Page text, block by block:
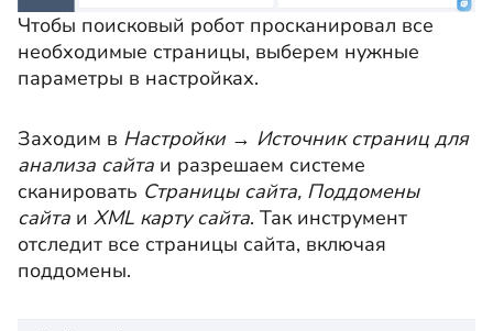
Чтобы поисковый робот просканировал все
необходимые страницы, выберем нужные
параметры в настройках.
Заходим в Настройки→ Источник страниц для
анализа сайта и разрешаем системе
сканировать Страницы сайта, Поддомены
сайта и XML карту сайта. Так инструмент
отследит все страницы сайта, включая
поддомены.